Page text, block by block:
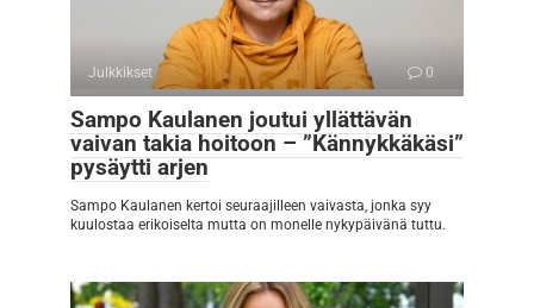
Julkkikset 0
Sampo Kaulanen joutui yllättävän
vaivan takia hoitoon – ”Kännykkäkäsi”
pysäytti arjen
Sampo Kaulanen kertoi seuraajilleen vaivasta, jonka syy
kuulostaa erikoiselta mutta on monelle nykypäivänä tuttu.